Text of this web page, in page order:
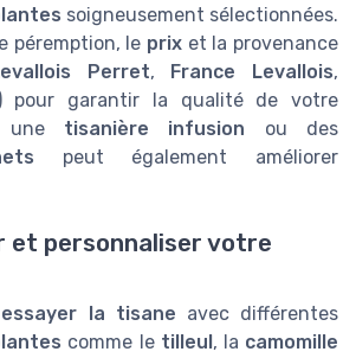
soigneusement sélectionnées.
péremption, le prix et la provenance
Perret, France Levallois,
pour garantir la qualité de votre
une tisanière infusion ou des
peut également améliorer
et personnaliser votre
essayer la tisane avec différentes
comme le tilleul , la camomille